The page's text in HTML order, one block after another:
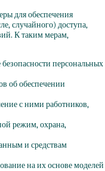
для обеспечения
случайного) доступа,
К таким мерам,
персональных
об обеспечении
с ними работников,
режим, охрана,
и средствам
на их основе моделей